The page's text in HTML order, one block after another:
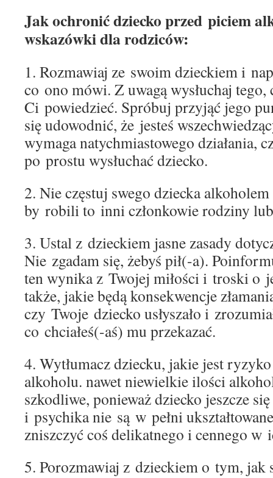
Jak ochronić dziecko przed piciem
wskazówki dla rodziców:
1. Rozmawiaj ze swoim dzieckiem i
co ono mówi. Z uwagą wysłuchaj tego,
Ci powiedzieć. Spróbuj przyjąć jego
się udowodnić, że jesteś
wymaga natychmiastowego działania,
po prostu wysłuchać dziecko.
2. Nie częstuj swego dziecka
by robili to inni członkowie rodziny
3. Ustal z dzieckiem jasne zasady
Nie zgadam się, żebyś pił(-a).
ten wynika z Twojej miłości i troski o
także, jakie będą konsekwencje
czy Twoje dziecko usłyszało i
co chciałeś(-aś) mu przekazać.
4. Wytłumacz dziecku, jakie jest
alkoholu. nawet niewielkie ilości
szkodliwe, ponieważ dziecko jeszcze
i psychika nie są w pełni
zniszczyć coś delikatnego i cennego w
5. Porozmawiaj z dzieckiem o tym, jak